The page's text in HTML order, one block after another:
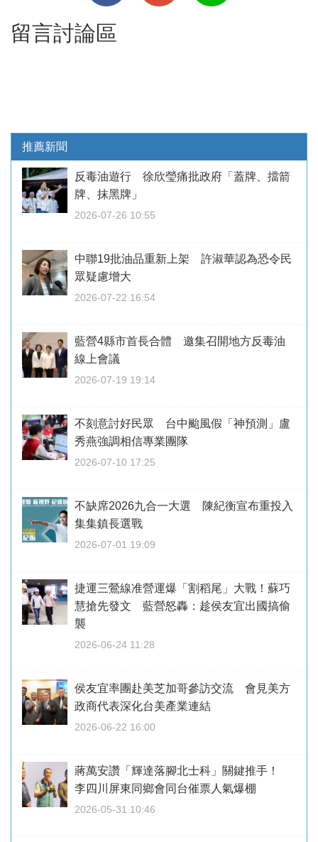
留言討論區
推薦新聞
反毒油遊行 徐欣瑩痛批政府「蓋牌、擋箭
牌、抹黑牌」
2026-07-26 10:55
中聯19批油品重新上架 許淑華認為恐令民
眾疑慮增大
2026-07-22 16:54
藍營4縣市首長合體 邀集召開地方反毒油
線上會議
2026-07-19 19:14
不刻意討好民眾 台中颱風假「神預測」盧
秀燕強調相信專業團隊
2026-07-10 17:25
不缺席2026九合一大選 陳紀衡宣布重投入
集集鎮長選戰
2026-07-01 19:09
捷運三鶯線准營運爆「割稻尾」大戰！蘇巧
慧搶先發文 藍營怒轟：趁侯友宜出國搞偷
襲
2026-06-24 11:28
侯友宜率團赴美芝加哥參訪交流 會見美方
政商代表深化台美產業連結
2026-06-22 16:00
蔣萬安讚「輝達落腳北士科」關鍵推手！
李四川屏東同鄉會同台催票人氣爆棚
2026-05-31 10:46